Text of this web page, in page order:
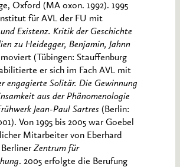
Oxford (MA oxon. 1992). 1995
für AVL der FU mit
Existenz. Kritik der Geschichte
zu Heidegger, Benjamin, Jahnn
(Tübingen: Stauffenburg
er sich im Fach AVL mit
engagierte Solitär. Die Gewinnung
aus der Phänomenologie
Jean-Paul Sartres (Berlin:
Von 1995 bis 2005 war Goebel
Mitarbeiter von Eberhard
BerlinerZentrum für
. 2005 erfolgte die Berufung